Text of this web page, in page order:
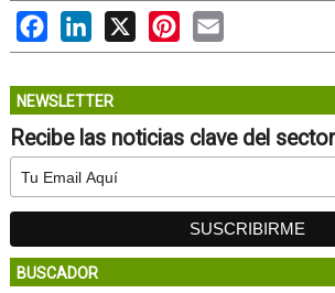
FacebookLinkedIn Pinterest
NEWSLETTER
Recibe las noticias clave del
BUSCADOR